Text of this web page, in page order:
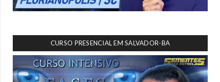
CURSO PRESENCIAL EM SALVADOR-BA